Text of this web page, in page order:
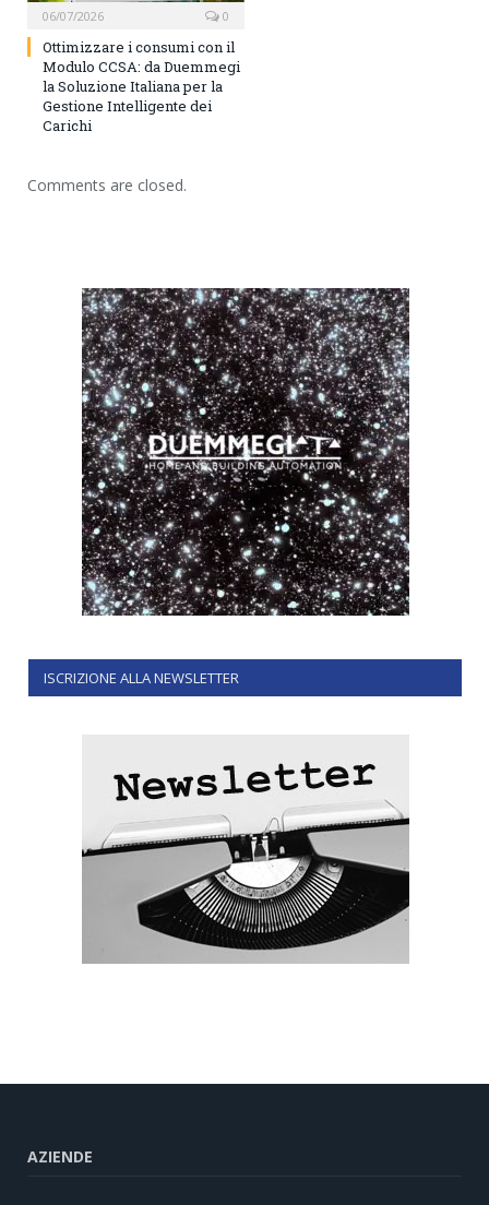
06/07/2026 0
Ottimizzare i consumi con il
Modulo CCSA: da Duemmegi
la Soluzione Italiana per la
Gestione Intelligente dei
Carichi
Comments are closed.
ISCRIZIONE ALLA NEWSLETTER
AZIENDE